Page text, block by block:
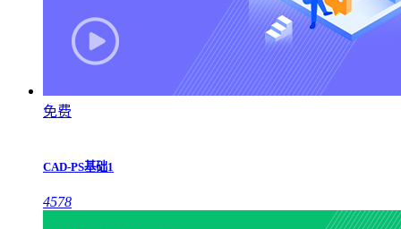
免费
CAD-PS基础1
4578